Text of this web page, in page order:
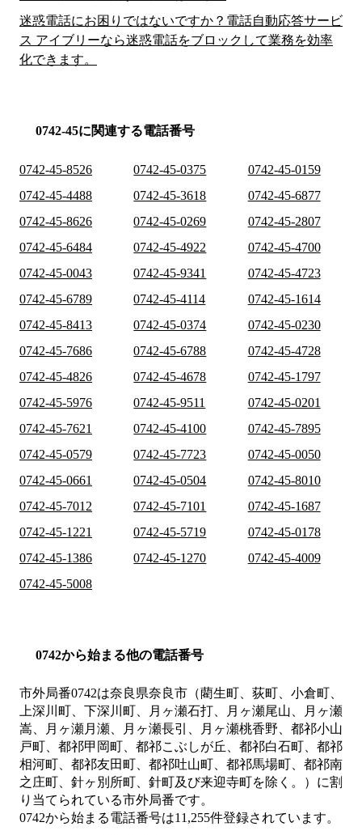
迷惑電話にお困りではないですか？電話自動応答サービ
ス アイブリーなら迷惑電話をブロックして業務を効率
化できます。
0742-45に関連する電話番号
0742-45-8526 0742-45-0375
0742-45-0159
0742-45-4488
0742-45-3618
0742-45-6877
0742-45-8626
0742-45-0269
0742-45-2807
0742-45-6484
0742-45-4922
0742-45-4700
0742-45-0043
0742-45-9341
0742-45-4723
0742-45-6789
0742-45-4114
0742-45-1614
0742-45-8413
0742-45-0374
0742-45-0230
0742-45-7686
0742-45-6788
0742-45-4728
0742-45-4826
0742-45-4678
0742-45-1797
0742-45-5976
0742-45-9511
0742-45-0201
0742-45-7621
0742-45-4100
0742-45-7895
0742-45-0579
0742-45-7723
0742-45-0050
0742-45-0661
0742-45-0504
0742-45-8010
0742-45-7012
0742-45-7101
0742-45-1687
0742-45-1221
0742-45-5719
0742-45-0178
0742-45-1386
0742-45-1270
0742-45-4009
0742-45-5008
0742から始まる他の電話番号
市外局番0742は奈良県奈良市（藺生町、荻町、小倉町、
上深川町、下深川町、月ヶ瀬石打、月ヶ瀬尾山、月ヶ瀬
嵩、月ヶ瀬月瀬、月ヶ瀬長引、月ヶ瀬桃香野、都祁小山
戸町、都祁甲岡町、都祁こぶしが丘、都祁白石町、都祁
相河町、都祁友田町、都祁吐山町、都祁馬場町、都祁南
之庄町、針ヶ別所町、針町及び来迎寺町を除く。） に割
り当てられている市外局番です。
0742から始まる電話番号は11,255件登録されています。